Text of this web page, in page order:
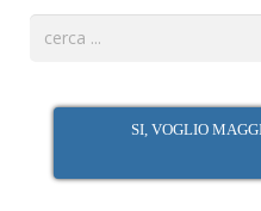
SI, VOGLIO